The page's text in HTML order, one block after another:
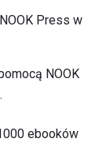
Press w
NOOK
ebooków